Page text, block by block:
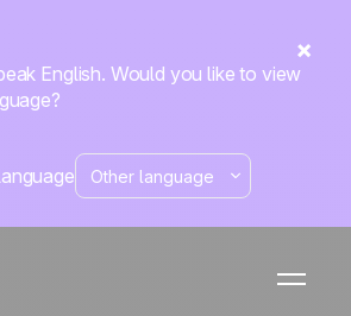
English. Would you like to view
eines
Leads